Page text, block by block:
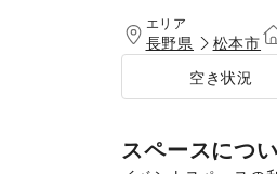
エリア
長野県 松本市
空き状況
スペースにつ